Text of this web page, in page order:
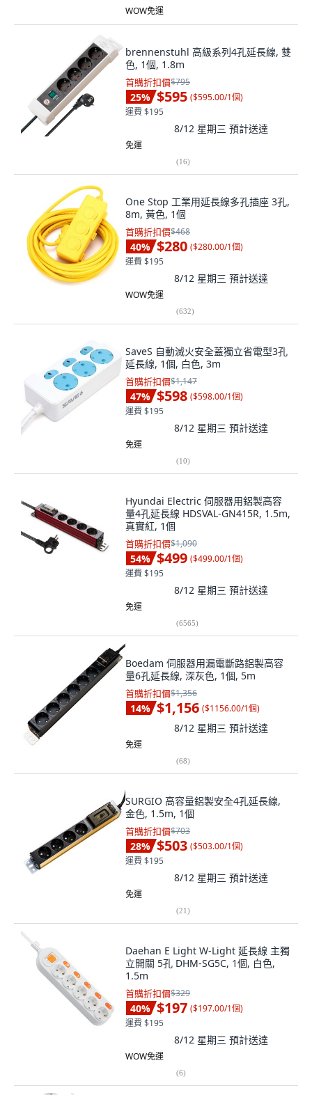
WOW免運
brennenstuhl 高級系列4孔延長線, 雙
色, 1個, 1.8m
首購折扣價$795
25% $595 ($595.00/1個)
運費 $195
8/12 星期三 預計送達
免運
(16)
One Stop 工業用延長線多孔插座 3孔,
8m, 黃色, 1個
首購折扣價$468
40% $280 ($280.00/1個)
運費 $195
8/12 星期三 預計送達
WOW免運
(632)
SaveS 自動滅火安全蓋獨立省電型3孔
延長線, 1個, 白色, 3m
首購折扣價$1,147
47% $598 ($598.00/1個)
運費 $195
8/12 星期三 預計送達
免運
(10)
Hyundai Electric 伺服器用鋁製高容
量4孔延長線 HDSVAL-GN415R, 1.5m,
真實紅, 1個
首購折扣價$1,090
54% $499 ($499.00/1個)
運費 $195
8/12 星期三 預計送達
免運
(6565)
Boedam 伺服器用漏電斷路鋁製高容
量6孔延長線, 深灰色, 1個, 5m
首購折扣價$1,356
14% $1,156 ($1156.00/1個)
8/12 星期三 預計送達
免運
(68)
SURGIO 高容量鋁製安全4孔延長線,
金色, 1.5m, 1個
首購折扣價$703
28% $503 ($503.00/1個)
運費 $195
8/12 星期三 預計送達
免運
(21)
Daehan E Light W-Light 延長線 主獨
立開關 5孔 DHM-SG5C, 1個, 白色,
1.5m
首購折扣價$329
40% $197 ($197.00/1個)
運費 $195
8/12 星期三 預計送達
WOW免運
(6)